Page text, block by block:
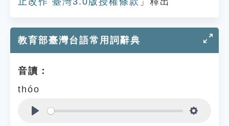
教育部臺灣台語常用詞辭典
音讀：
thóo